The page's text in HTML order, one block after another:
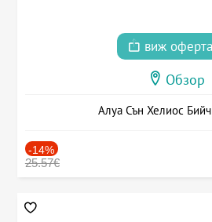
виж
Обзор
Алуа Сън Хелиос
-14%
25.57€